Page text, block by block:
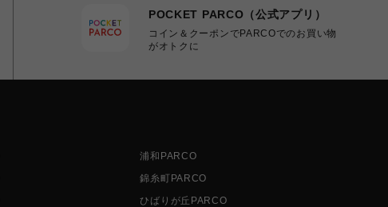
POCKET PARCO（公式アプリ）
コイン＆クーポンでPARCOでのお買い物
がオトクに
浦和PARCO
錦糸町PARCO
ひばりが丘PARCO